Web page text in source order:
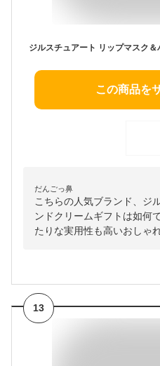
この商品を
だんごっ鼻
こちらの人気ブランド、ジ
ンドクリームギフトは如何
たりな実用性も高いおしゃ
13